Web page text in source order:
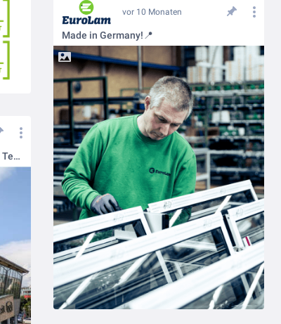
vor 10 Monaten
Made in Germany!📍
Wellenbad Büsum: Klare Sicht, sichere Technik👌